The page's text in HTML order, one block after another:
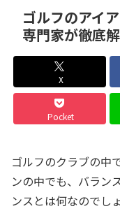
ゴルフのアイ
専門家が徹底解
X
Pocket
ゴルフのクラブの中
ンの中でも、バラン
ンスとは何なのでし